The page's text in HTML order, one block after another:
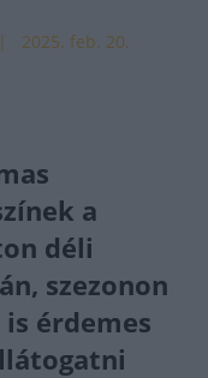
2025. feb. 20.
a
déli
szezonon
érdemes